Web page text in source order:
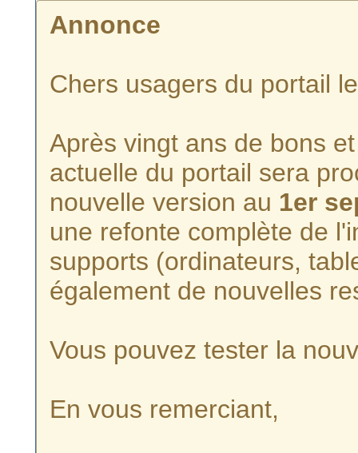
Annonce
Chers usagers du portail
Après vingt ans de bons
actuelle du portail sera
nouvelle version au 1er
une refonte complète de
supports (ordinateurs,
également de nouvelles
Vous pouvez tester la
En vous remerciant,